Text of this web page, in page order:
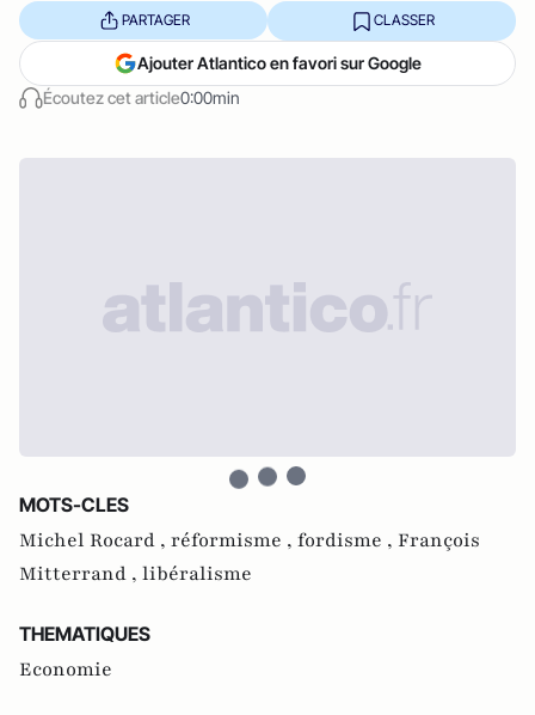
Écoutez cet article0:00min
PARTAGER CLASSER
Ajouter Atlantico en favori sur Google
MOTS-CLES
Michel Rocard , réformisme , fordisme , François
Mitterrand , libéralisme
THEMATIQUES
Economie